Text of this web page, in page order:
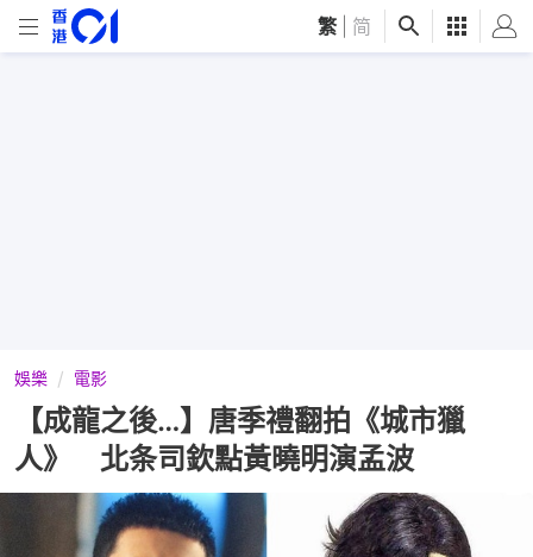
繁 简
娛樂 電影
【成龍之後…】唐季禮翻拍《城市獵
人》 北条司欽點黃曉明演孟波